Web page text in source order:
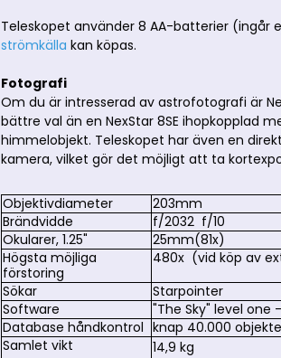
Teleskopet använder 8 AA-batterier (ingår
strömkällakan köpas.
Fotografi
Om du är intresserad av astrofotografi är
bättre val än en NexStar 8SE ihopkopplad
himmelobjekt. Teleskopet har även en
kamera, vilket gör det möjligt att ta
Objektivdiameter
203mm
Brändvidde
f/2032 f/10
Okularer, 1.25"
25mm(81x)
Högsta möjliga
förstoring
480x (vid köp av
Sökar
Starpointer
Software
"The Sky" level one
Database håndkontrol knap 40.000
Samlet vikt
14,9 kg